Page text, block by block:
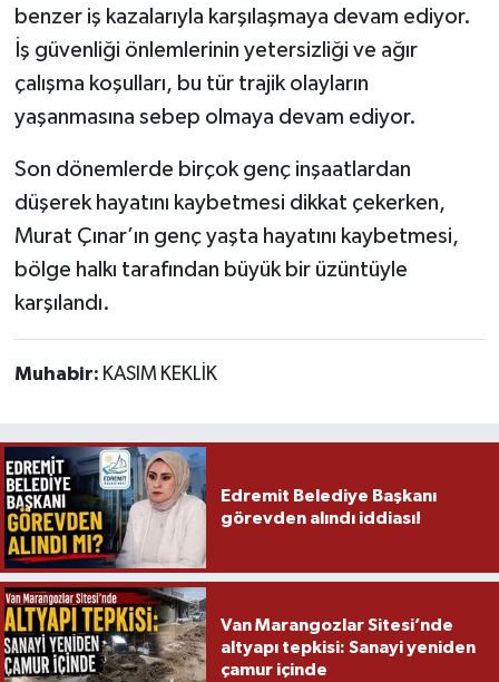
benzer iş kazalarıyla karşılaşmaya devam ediyor.
İş güvenliği önlemlerinin yetersizliği ve ağır
çalışma koşulları, bu tür trajik olayların
yaşanmasına sebep olmaya devam ediyor.
Son dönemlerde birçok genç inşaatlardan
düşerek hayatını kaybetmesi dikkat çekerken,
Murat Çınar’ın genç yaşta hayatını kaybetmesi,
bölge halkı tarafından büyük bir üzüntüyle
karşılandı.
Muhabir: KASIM KEKLİK
Edremit Belediye Başkanı
görevden alındı iddiası!
Van Marangozlar Sitesi’nde
altyapı tepkisi: Sanayi yeniden
çamur içinde